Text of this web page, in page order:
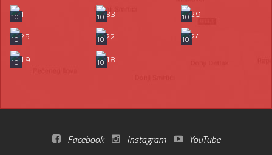
10 10
10
10
10
10
10
10
Facebook Instagram YouTube